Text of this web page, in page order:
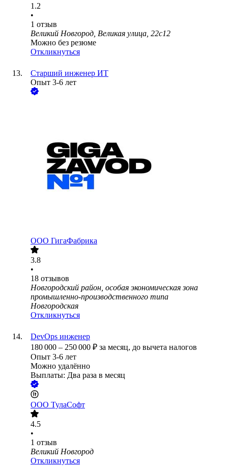
1.2
•
1 отзыв
Великий Новгород, Великая улица, 22с12
Можно без резюме
Откликнуться
Старший инженер ИТ
Опыт 3-6 лет
ООО ГигаФабрика
3.8
•
18 отзывов
Новгородский район, особая экономическая зона
промышленно-производственного типа
Новгородская
Откликнуться
DevOps инженер
180 000 – 250 000 ₽ за месяц, до вычета налогов
Опыт 3-6 лет
Можно удалённо
Выплаты: Два раза в месяц
ООО ТулаСофт
4.5
•
1 отзыв
Великий Новгород
Откликнуться